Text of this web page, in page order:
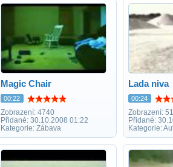
Magic Chair
00:22
Zobrazení: 4740
Přidané: 30.10.2008 01:22
Kategorie: Zábava
Lada niva
00:24
Zobrazení:
Přidané:
Kategorie: